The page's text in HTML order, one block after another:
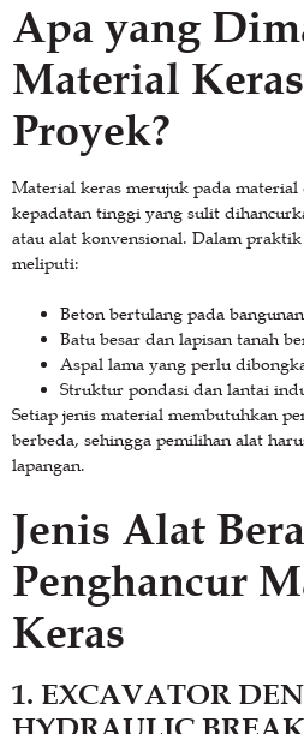
Apa yang
Material
Proyek?
Material keras merujuk pada
kepadatan tinggi yang sulit
atau alat konvensional. Dalam
meliputi:
Beton bertulang pada
Batu besar dan lapisan tanah
Aspal lama yang perlu
Struktur pondasi dan lantai
Setiap jenis material membutuhkan
berbeda, sehingga pemilihan alat
lapangan.
Jenis Alat
Penghancur
Keras
1. EXCAVATOR